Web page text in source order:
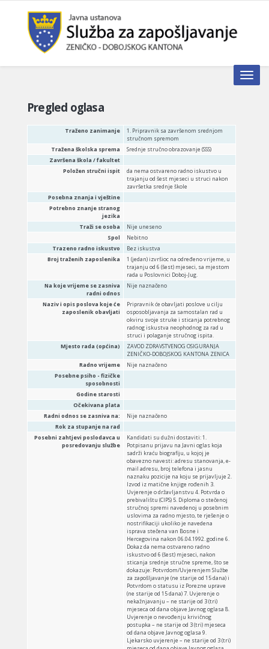
Toggle
Pregled oglasa
Traženo zanimanje
1. Pripravnik sa završenom srednjom
stručnom spremom
Tražena školska sprema
Srednje stručno obrazovanje (SSS)
Završena škola / fakultet
Položen stručni ispit
da nema ostvareno radno iskustvo u
trajanju od šest mjeseci u struci nakon
završetka srednje škole
Posebna znanja i vještine
Potrebno znanje stranog
jezika
Traži se osoba
Nije uneseno
Spol
Nebitno
Trazeno radno iskustvo
Bez iskustva
Broj traženih zaposlenika
1 (jedan) izvršioc na određeno vrijeme, u
trajanju od 6 (šest) mjeseci, sa mjestom
rada u Poslovnici Doboj-Jug.
Na koje vrijeme se zasniva
radni odnos
Nije naznačeno
Naziv i opis poslova koje će
zaposlenik obavljati
Pripravnik će obavljati poslove u cilju
osposobljavanja za samostalan rad u
okviru svoje struke i sticanja potrebnog
radnog iskustva neophodnog za rad u
struci i polaganje stručnog ispita.
Mjesto rada (općina)
ZAVOD ZDRAVSTVENOG OSIGURANJA
ZENIČKO-DOBOJSKOG KANTONA ZENICA
Radno vrijeme
Nije naznačeno
Posebne psiho - fizičke
sposobnosti
Godine starosti
Očekivana plata
Radni odnos se zasniva na:
Nije naznačeno
Rok za stupanje na rad
Posebni zahtjevi poslodavca u
posredovanju službe
Kandidati su dužni dostaviti: 1.
Potpisanu prijavu na Javni oglas koja
sadrži kraću biografiju, u kojoj je
obavezno navesti: adresu stanovanja, e-
mail adresu, broj telefona i jasnu
naznaku pozicije na koju se prijavljuje 2.
Izvod iz matične knjige rođenih 3.
Uvjerenje o državljanstvu 4. Potvrda o
prebivalištu (CIPS) 5. Diploma o stečenoj
stručnoj spremi navedenoj u posebnim
uslovima za radno mjesto, te rješenje o
nostrifikaciji ukoliko je navedena
isprava stečena van Bosne i
Hercegovina nakon 06.04.1992. godine 6.
Dokaz da nema ostvareno radno
iskustvo od 6 (šest) mjeseci, nakon
sticanja srednje stručne spreme, što se
dokazuje: Potvrdom/Uvjerenjem Službe
za zapošljavanje (ne starije od 15 dana) i
Potvrdom o statusu iz Porezne uprave
(ne starije od 15 dana) 7. Uvjerenje o
nekažnjavanju – ne starije od 3 (tri)
mjeseca od dana objave Javnog oglasa 8.
Uvjerenje o nevođenju krivičnog
postupka – ne starije od 3 (tri) mjeseca
od dana objave Javnog oglasa 9.
Ljekarsko uvjerenje – ne starije od 3 (tri)